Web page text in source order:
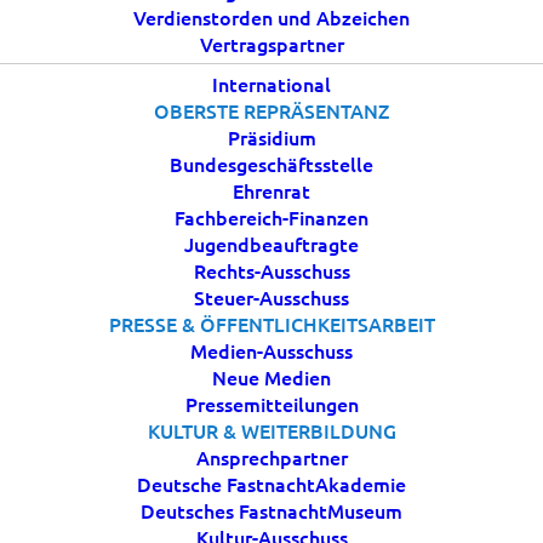
Verdienstorden und Abzeichen
Vertragspartner
International
OBERSTE REPRÄSENTANZ
Präsidium
Bundesgeschäftsstelle
Ehrenrat
Fachbereich-Finanzen
Jugendbeauftragte
Rechts-Ausschuss
Steuer-Ausschuss
PRESSE & ÖFFENTLICHKEITSARBEIT
Medien-Ausschuss
Neue Medien
Pressemitteilungen
KULTUR & WEITERBILDUNG
Ansprechpartner
Deutsche FastnachtAkademie
Deutsches FastnachtMuseum
Kultur-Ausschuss
5 MÄRZ, 2020 | INAKTUELLES
werden nach heutigem (05.03.2020) Sachstand
BDK | 05.03.2020 | Die Verantwortlichen des GB5
und GB1 sind ständig untereinander und mit den
Ausrichtern in Kontakt um auf mögliche Situationen
und behördlichen Hinweisen bestmöglich reagieren